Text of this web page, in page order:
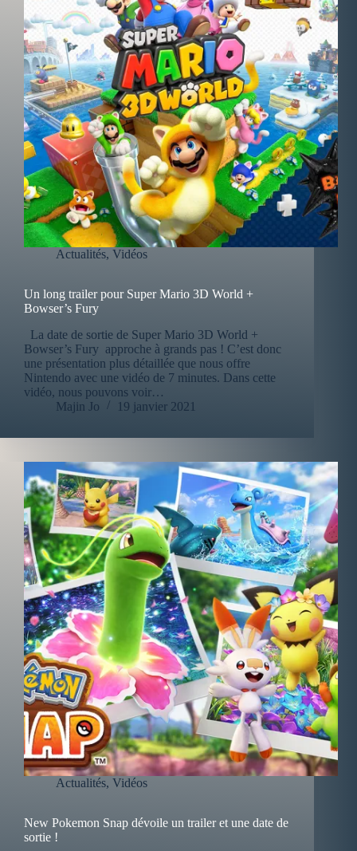
Actualités, Vidéos
Un long trailer pour Super Mario 3D World +
Bowser’s Fury
La date de sortie de Super Mario 3D World +
Bowser’s Fury approche à grands pas ! C’est donc
une présentation plus détaillée que nous offre
Nintendo avec une vidéo de 7 minutes. Dans cette
vidéo, nous pouvons voir…
Majin Jo
19 janvier 2021
Actualités, Vidéos
New Pokemon Snap dévoile un trailer et une date de
sortie !